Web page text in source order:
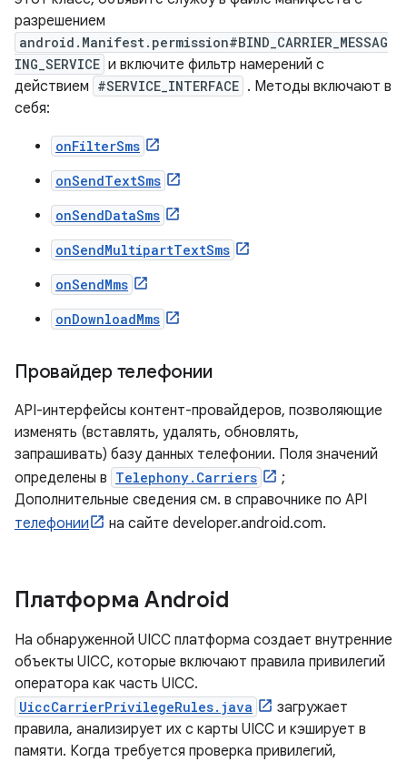
разрешением
android.Manifest.permission#BIND_CARRIER_MESSAG
ING_SERVICE и включите фильтр намерений с
действием #SERVICE_INTERFACE . Методы включают в
себя:
onFilterSms
onSendTextSms
onSendDataSms
onSendMultipartTextSms
onSendMms
onDownloadMms
Провайдер телефонии
API-интерфейсы контент-провайдеров, позволяющие
изменять (вставлять, удалять, обновлять,
запрашивать) базу данных телефонии. Поля значений
определены в Telephony.Carriers
;
Дополнительные сведения см. в справочнике по API
телефонии
на сайте developer.android.com.
Платформа Android
На обнаруженной UICC платформа создает внутренние
объекты UICC, которые включают правила привилегий
оператора как часть UICC.
UiccCarrierPrivilegeRules.java
загружает
правила, анализирует их с карты UICC и кэширует в
памяти. Когда требуется проверка привилегий,